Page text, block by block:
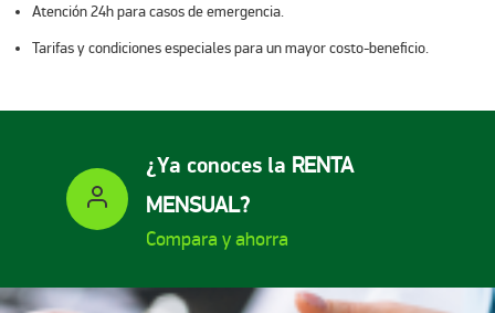
Atención 24h para casos de emergencia.​
Tarifas y condiciones especiales para un mayor costo-beneficio.
¿Ya conoces la RENTA
MENSUAL?
Compara y ahorra